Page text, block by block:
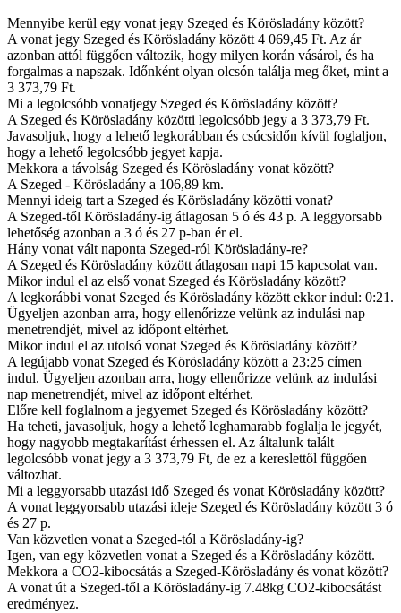
Mennyibe kerül egy vonat jegy Szeged és Körösladány között?
A vonat jegy Szeged és Körösladány között 4 069,45 Ft. Az ár
azonban attól függően változik, hogy milyen korán vásárol, és ha
forgalmas a napszak. Időnként olyan olcsón találja meg őket, mint a
3 373,79 Ft.
Mi a legolcsóbb vonatjegy Szeged és Körösladány között?
A Szeged és Körösladány közötti legolcsóbb jegy a 3 373,79 Ft.
Javasoljuk, hogy a lehető legkorábban és csúcsidőn kívül foglaljon,
hogy a lehető legolcsóbb jegyet kapja.
Mekkora a távolság Szeged és Körösladány vonat között?
A Szeged - Körösladány a 106,89 km.
Mennyi ideig tart a Szeged és Körösladány közötti vonat?
A Szeged-től Körösladány-ig átlagosan 5 ó és 43 p. A leggyorsabb
lehetőség azonban a 3 ó és 27 p-ban ér el.
Hány vonat vált naponta Szeged-ról Körösladány-re?
A Szeged és Körösladány között átlagosan napi 15 kapcsolat van.
Mikor indul el az első vonat Szeged és Körösladány között?
A legkorábbi vonat Szeged és Körösladány között ekkor indul: 0:21.
Ügyeljen azonban arra, hogy ellenőrizze velünk az indulási nap
menetrendjét, mivel az időpont eltérhet.
Mikor indul el az utolsó vonat Szeged és Körösladány között?
A legújabb vonat Szeged és Körösladány között a 23:25 címen
indul. Ügyeljen azonban arra, hogy ellenőrizze velünk az indulási
nap menetrendjét, mivel az időpont eltérhet.
Előre kell foglalnom a jegyemet Szeged és Körösladány között?
Ha teheti, javasoljuk, hogy a lehető leghamarabb foglalja le jegyét,
hogy nagyobb megtakarítást érhessen el. Az általunk talált
legolcsóbb vonat jegy a 3 373,79 Ft, de ez a kereslettől függően
változhat.
Mi a leggyorsabb utazási idő Szeged és vonat Körösladány között?
A vonat leggyorsabb utazási ideje Szeged és Körösladány között 3 ó
és 27 p.
Van közvetlen vonat a Szeged-tól a Körösladány-ig?
Igen, van egy közvetlen vonat a Szeged és a Körösladány között.
Mekkora a CO2-kibocsátás a Szeged-Körösladány és vonat között?
A vonat út a Szeged-től a Körösladány-ig 7.48kg CO2-kibocsátást
eredményez.